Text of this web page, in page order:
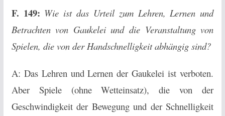
F. 149: Wie ist das Urteil zum Lehren, Lernen und
Betrachten von Gaukelei und die Veranstaltung von
Spielen, die von der Handschnelligkeit abhängig sind?
A: Das Lehren und Lernen der Gaukelei ist verboten.
Aber Spiele (ohne Wetteinsatz), die von der
Geschwindigkeit der Bewegung und der Schnelligkeit